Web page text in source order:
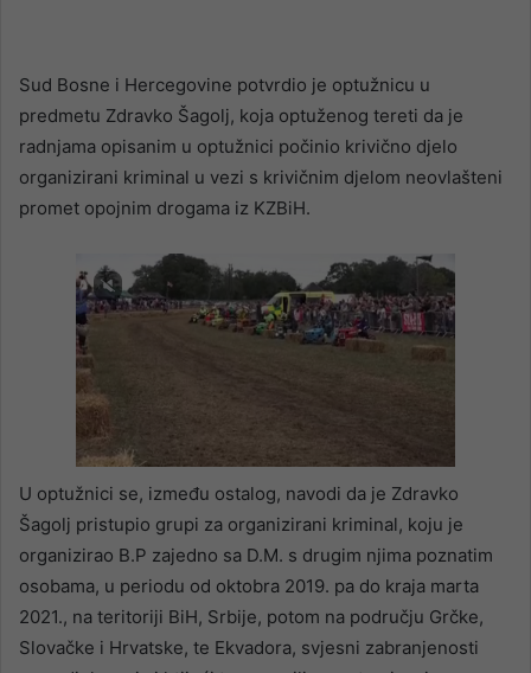
Sud Bosne i Hercegovine potvrdio je optužnicu u
predmetu Zdravko Šagolj, koja optuženog tereti da je
radnjama opisanim u optužnici počinio krivično djelo
organizirani kriminal u vezi s krivičnim djelom neovlašteni
promet opojnim drogama iz KZBiH.
U optužnici se, između ostalog, navodi da je Zdravko
Šagolj pristupio grupi za organizirani kriminal, koju je
organizirao B.P zajedno sa D.M. s drugim njima poznatim
osobama, u periodu od oktobra 2019. pa do kraja marta
2021., na teritoriji BiH, Srbije, potom na području Grčke,
Slovačke i Hrvatske, te Ekvadora, svjesni zabranjenosti